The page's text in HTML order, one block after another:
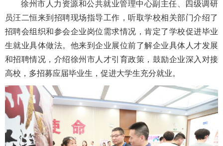
徐州市人力资源和公共就业管理中心副主任、四级调研
员汪二恒来到招聘现场指导工作，听取学校相关部门介绍了
招聘会组织和参会企业岗位需求情况，肯定了学校促进毕业
生就业具体做法。他来到企业展位前了解企业具体人才发展
和招聘情况，介绍徐州市人才引育政策，鼓励企业深入对接
高校，多招募应届毕业生，促进大学生充分就业。